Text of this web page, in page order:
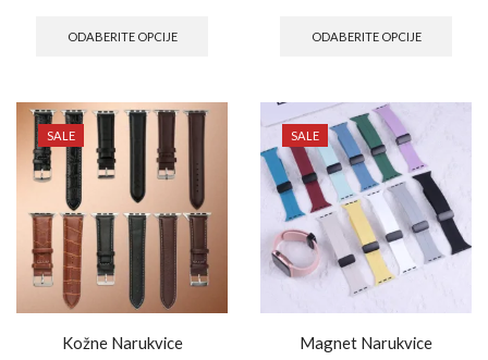
ODABERITE OPCIJE ODABERITE OPCIJE
SALE
Kožne Narukvice
SALE
Magnet Narukvice